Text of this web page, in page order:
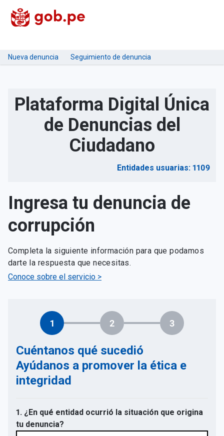
Nueva denuncia Seguimiento de denuncia
Plataforma Digital Única
de Denuncias del
Ciudadano
Entidades usuarias: 1109
Ingresa tu denuncia de
corrupción
Completa la siguiente información para que podamos
darte la respuesta que necesitas.
Conoce sobre el servicio >
1 2 3
Cuéntanos qué sucedió
Ayúdanos a promover la ética e
integridad
1. ¿En qué entidad ocurrió la situación que origina
tu denuncia?